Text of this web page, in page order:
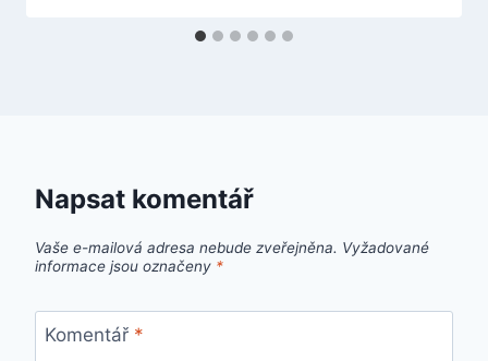
Napsat komentář
Vaše e-mailová adresa nebude zveřejněna. Vyžadované
informace jsou označeny *
Komentář *